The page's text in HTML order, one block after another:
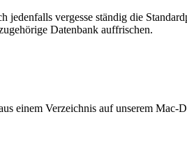
jedenfalls vergesse ständig die
Datenbank auffrischen.
einem Verzeichnis auf unserem